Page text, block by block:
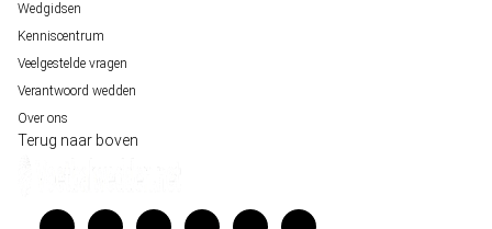
Wedgidsen
Kenniscentrum
Veelgestelde vragen
Verantwoord wedden
Over ons
Terug naar boven